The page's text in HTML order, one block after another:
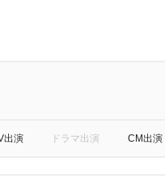
出演 ドラマ出演 CM出演